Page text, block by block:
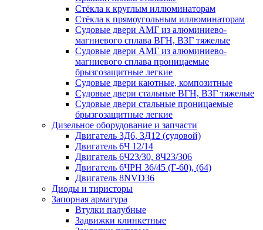
Стёкла к круглым иллюминаторам
Стёкла к прямоугольным иллюминаторам
Судовые двери АМГ из алюминиево-
магниевого сплава ВГН, ВЗГ тяжелые
Судовые двери АМГ из алюминиево-
магниевого сплава проницаемые
брызгозащитные легкие
Судовые двери каютные, композитные
Судовые двери стальные ВГН, ВЗГ тяжелые
Судовые двери стальные проницаемые
брызгозащитные легкие
Дизельное оборудование и запчасти
Двигатель 3Д6, 3Д12 (судовой)
Двигатель 6Ч 12/14
Двигатель 6Ч23/30, 8Ч23/306
Двигатель 6ЧРН 36/45 (Г-60), (64)
Двигатель 8NVD36
Диоды и тиристоры
Запорная арматура
Втулки палубные
Задвижки клинкетные